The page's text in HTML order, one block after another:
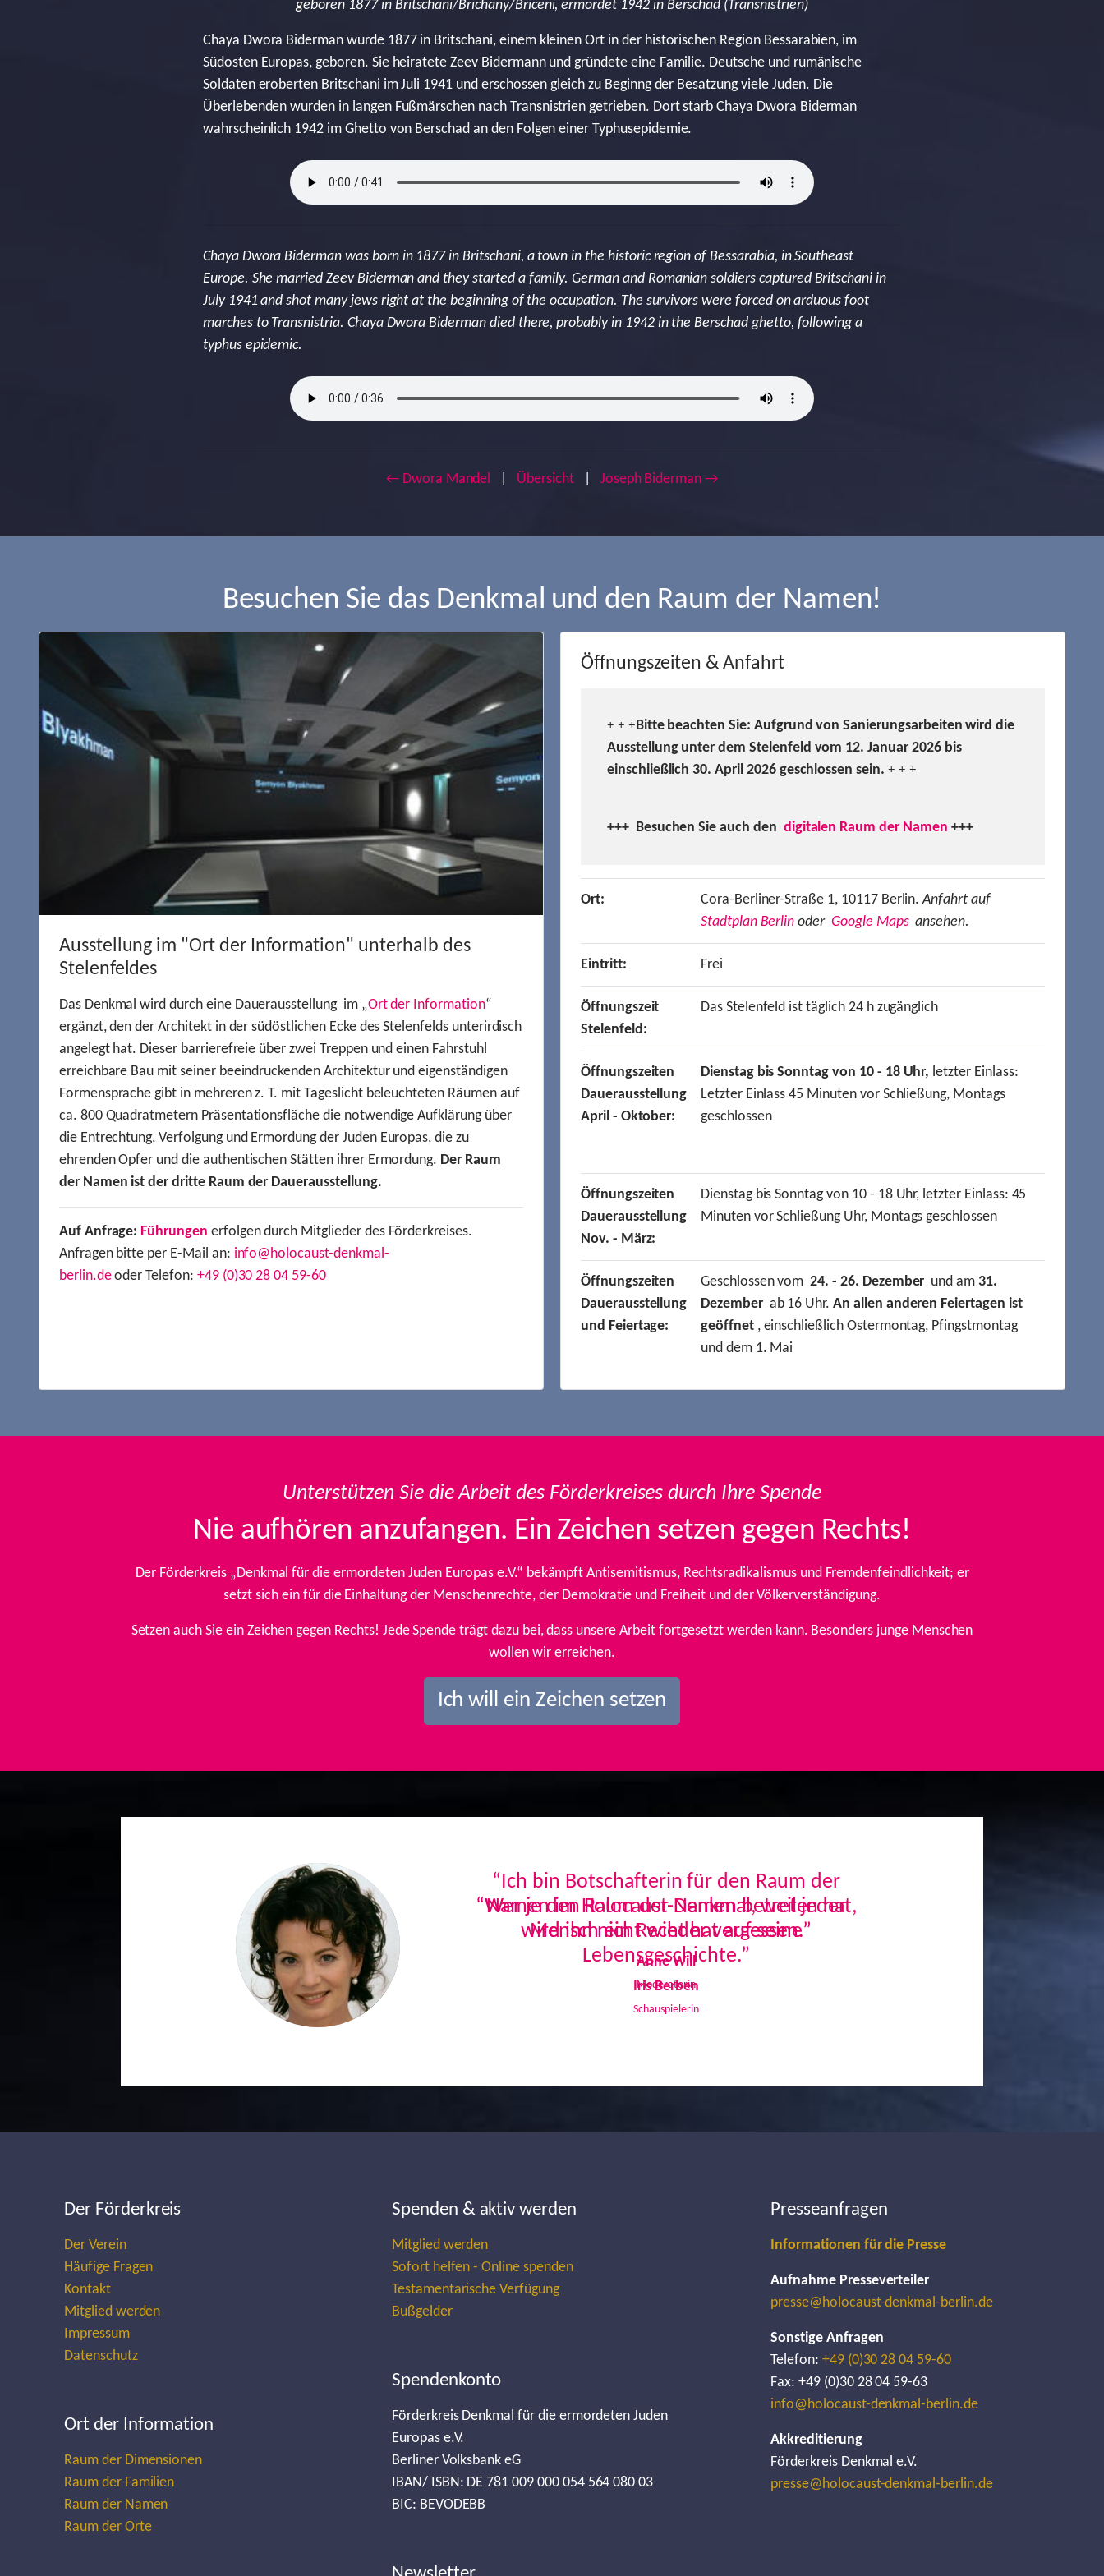
geboren 1877 in Britschani/Brichany/Briceni, ermordet 1942 in Berschad (Transnistrien)
Chaya Dwora Biderman wurde 1877 in Britschani, einem kleinen Ort in der historischen Region Bessarabien, im
Südosten Europas, geboren. Sie heiratete Zeev Bidermann und gründete eine Familie. Deutsche und rumänische
Soldaten eroberten Britschani im Juli 1941 und erschossen gleich zu Beginng der Besatzung viele Juden. Die
Überlebenden wurden in langen Fußmärschen nach Transnistrien getrieben. Dort starb Chaya Dwora Biderman
wahrscheinlich 1942 im Ghetto von Berschad an den Folgen einer Typhusepidemie.
Chaya Dwora Biderman was born in 1877 in Britschani, a town in the historic region of Bessarabia, in Southeast
Europe. She married Zeev Biderman and they started a family. German and Romanian soldiers captured Britschani in
July 1941 and shot many jews right at the beginning of the occupation. The survivors were forced on arduous foot
marches to Transnistria. Chaya Dwora Biderman died there, probably in 1942 in the Berschad ghetto, following a
typhus epidemic.
← Dwora Mandel Übersicht Joseph Biderman →
Besuchen Sie das Denkmal und den Raum der Namen!
Ausstellung im "Ort der Information" unterhalb des
Stelenfeldes
Das Denkmal wird durch eine Dauerausstellung im „Ort der Information“
ergänzt, den der Architekt in der südöstlichen Ecke des Stelenfelds unterirdisch
angelegt hat. Dieser barrierefreie über zwei Treppen und einen Fahrstuhl
erreichbare Bau mit seiner beeindruckenden Architektur und eigenständigen
Formensprache gibt in mehreren z. T. mit Tageslicht beleuchteten Räumen auf
ca. 800 Quadratmetern Präsentationsfläche die notwendige Aufklärung über
die Entrechtung, Verfolgung und Ermordung der Juden Europas, die zu
ehrenden Opfer und die authentischen Stätten ihrer Ermordung. Der Raum
der Namen ist der dritte Raum der Dauerausstellung.
Auf Anfrage: Führungen erfolgen durch Mitglieder des Förderkreises.
Anfragen bitte per E-Mail an: info@holocaust-denkmal-
berlin.deoder Telefon: +49 (0)30 28 04 59-60
Öffnungszeiten & Anfahrt
+ + +Bitte beachten Sie: Aufgrund von Sanierungsarbeiten wird die
Ausstellung unter dem Stelenfeld vom 12. Januar 2026 bis
einschließlich 30. April 2026 geschlossen sein. + + +
+++ Besuchen Sie auch den digitalen Raum der Namen +++
Ort: Cora-Berliner-Straße 1, 10117 Berlin.Anfahrt auf
Stadtplan Berlin oder Google Mapsansehen.
Eintritt: Frei
Öffnungszeit
Stelenfeld:
Das Stelenfeld ist täglich 24 h zugänglich
Öffnungszeiten
Dauerausstellung
April - Oktober:
Dienstag bis Sonntag von 10 - 18 Uhr, letzter Einlass:
Letzter Einlass 45 Minuten vor Schließung, Montags
geschlossen
Öffnungszeiten
Dauerausstellung
Nov. - März:
Dienstag bis Sonntag von 10 - 18 Uhr, letzter Einlass: 45
Minuten vor Schließung Uhr, Montags geschlossen
Öffnungszeiten
Dauerausstellung
und Feiertage:
Geschlossen vom24. - 26. Dezember und am31.
Dezemberab 16 Uhr.An allen anderen Feiertagen ist
geöffnet, einschließlich Ostermontag, Pfingstmontag
und dem 1. Mai
Unterstützen Sie die Arbeit des Förderkreises durch Ihre Spende
Nie aufhören anzufangen. Ein Zeichen setzen gegen Rechts!
Der Förderkreis „Denkmal für die ermordeten Juden Europas e.V.“ bekämpft Antisemitismus, Rechtsradikalismus und Fremdenfeindlichkeit; er
setzt sich ein für die Einhaltung der Menschenrechte, der Demokratie und Freiheit und der Völkerverständigung.
Setzen auch Sie ein Zeichen gegen Rechts! Jede Spende trägt dazu bei, dass unsere Arbeit fortgesetzt werden kann. Besonders junge Menschen
wollen wir erreichen.
Ich will ein Zeichen setzen
“Ich bin Botschafterin für den Raum der
Namen im Holocaust-Denkmal, weil jeder
Mensch ein Recht hat auf seine
Lebensgeschichte.”
Iris Berben
Schauspielerin
Previous
Der Förderkreis
Der Verein
Häufige Fragen
Kontakt
Mitglied werden
Impressum
Datenschutz
Ort der Information
Raum der Dimensionen
Raum der Familien
Raum der Namen
Raum der Orte
Spenden & aktiv werden
Mitglied werden
Sofort helfen - Online spenden
Testamentarische Verfügung
Bußgelder
Spendenkonto
Förderkreis Denkmal für die ermordeten Juden
Europas e.V.
Berliner Volksbank eG
IBAN/ ISBN: DE 781 009 000 054 564 080 03
BIC: BEVODEBB
Presseanfragen
Informationen für die Presse
Aufnahme Presseverteiler
presse@holocaust-denkmal-berlin.de
Sonstige Anfragen
Telefon: +49 (0)30 28 04 59-60
Fax: +49 (0)30 28 04 59-63
info@holocaust-denkmal-berlin.de
Akkreditierung
Förderkreis Denkmal e.V.
presse@holocaust-denkmal-berlin.de